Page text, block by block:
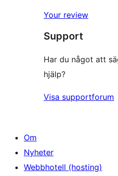
Your review
Support
Har du något att
hjälp?
Visa supportforum
Om
Nyheter
Webbhotell (hosting)